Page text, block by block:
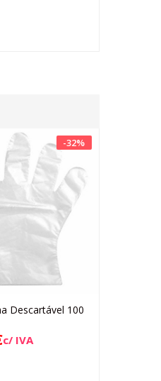
-32%
Adicionar
Descartável 100
c/ IVA